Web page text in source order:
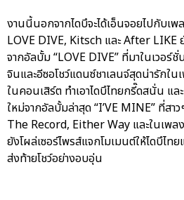
งานนี้นอกจากไดบึจะได้เอ็นจอยไปกับเ
LOVE DIVE, Kitsch และ After LIKE
จากอัลบั้ม “LOVE DIVE” ที่มาในเวอร์
จินและอีซอโชว์แดนซ์ชาเลนจ์สุดน่ารักใ
ในคอนเสิร์ต ทำเอาไดบึไทยกรี๊ดสนั่น แล
ใหม่จากอัลบั้มล่าสุด “I’VE MINE” ที่ส
The Record, Either Way และในเพล
ยังโผล่เซอร์ไพรส์แจกโมเมนต์ให้ไดบึไ
ส่งท้ายโชว์อย่างอบอุ่น